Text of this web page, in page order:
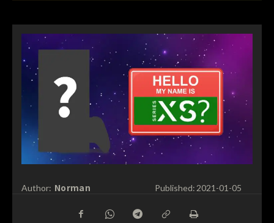
Author: Norman Published: 2021-01-05